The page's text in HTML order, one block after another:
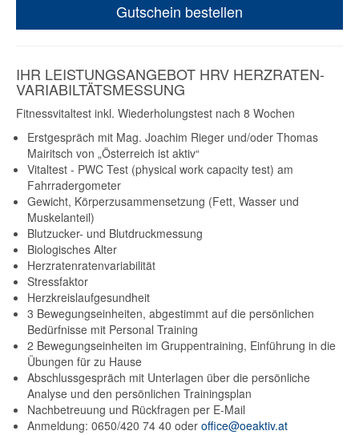
Gutschein bestellen
IHR LEISTUNGSANGEBOT HRV HERZRATEN-
VARIABILTÄTSMESSUNG
Fitnessvitaltest inkl. Wiederholungstest nach 8 Wochen
Erstgespräch mit Mag. Joachim Rieger und/oder Thomas
Mairitsch von „Österreich ist aktiv“
Vitaltest - PWC Test (physical work capacity test) am
Fahrradergometer
Gewicht, Körperzusammensetzung (Fett, Wasser und
Muskelanteil)
Blutzucker- und Blutdruckmessung
Biologisches Alter
Herzratenratenvariabilität
Stressfaktor
Herzkreislaufgesundheit
3 Bewegungseinheiten, abgestimmt auf die persönlichen
Bedürfnisse mit Personal Training
2 Bewegungseinheiten im Gruppentraining, Einführung in die
Übungen für zu Hause
Abschlussgespräch mit Unterlagen über die persönliche
Analyse und den persönlichen Trainingsplan
Nachbetreuung und Rückfragen per E-Mail
Anmeldung: 0650/420 74 40 oder office@oeaktiv.at